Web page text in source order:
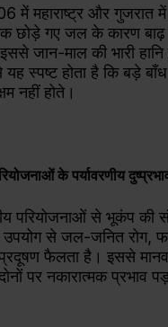
में महाराष्ट्र और गुजरात में
छोड़े गए जल के कारण बाढ़
जान-माल की भारी
स्पष्ट होता है कि बड़े
नहीं होते।
के पर्यावरणीय
परियोजनाओं से भूकंप की
से जल-जनित रोग,
प्रदूषण फैलता है। इससे
पर नकारात्मक प्रभाव